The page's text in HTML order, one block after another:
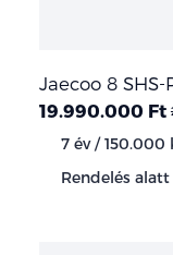
Jaecoo 8 SHS-
19.990.000 Ft
7 év / 150.000
Rendelés alatt